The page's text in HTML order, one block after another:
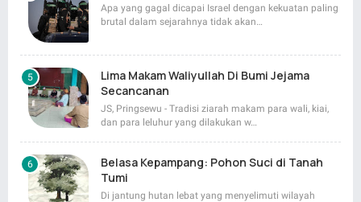
Apa yang gagal dicapai Israel dengan kekuatan paling
brutal dalam sejarahnya tidak akan…
Lima Makam Waliyullah Di Bumi Jejama
Secancanan
JS, Pringsewu - Tradisi ziarah makam para wali, kiai,
dan para leluhur yang dilakukan w…
Belasa Kepampang: Pohon Suci di Tanah
Tumi
Di jantung hutan lebat yang menyelimuti wilayah